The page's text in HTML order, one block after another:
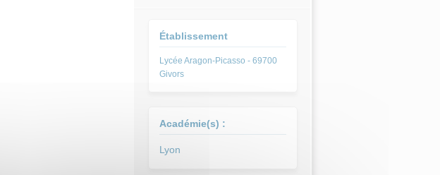
Établissement
Lycée Aragon-Picasso - 69700
Givors
Académie(s) :
Lyon